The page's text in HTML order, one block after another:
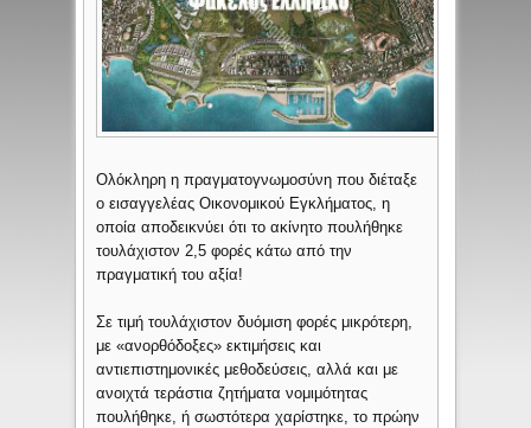
Ολόκληρη η πραγματογνωμοσύνη που διέταξε
ο εισαγγελέας Οικονομικού Εγκλήματος, η
οποία αποδεικνύει ότι το ακίνητο πουλήθηκε
τουλάχιστον 2,5 φορές κάτω από την
πραγματική του αξία!
Σε τιμή τουλάχιστον δυόμιση φορές μικρότερη,
με «ανορθόδοξες» εκτιμήσεις και
αντιεπιστημονικές μεθοδεύσεις, αλλά και με
ανοιχτά τεράστια ζητήματα νομιμότητας
πουλήθηκε, ή σωστότερα χαρίστηκε, το πρώην